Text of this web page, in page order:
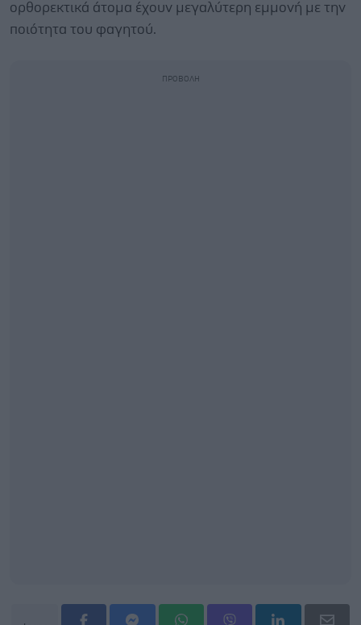
ορθορεκτικά άτομα έχουν μεγαλύτερη εμμονή με την
ποιότητα του φαγητού.